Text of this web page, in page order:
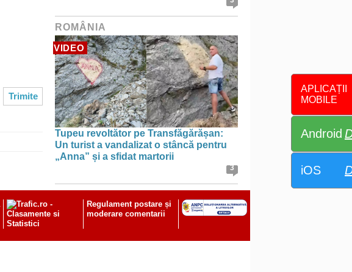
APLICAȚII
MOBILE
Android
iOS
ROMÂNIA
VIDEO
Tupeu revoltător pe Transfăgărășan:
Un turist a vandalizat o stâncă pentru
„Anna” și a sfidat martorii
3
Regulament postare și
moderare comentarii